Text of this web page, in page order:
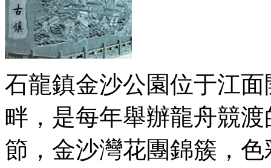
石龍鎮金沙公園位于江
畔，是每年舉辦龍舟競
節，金沙灣花團錦簇，